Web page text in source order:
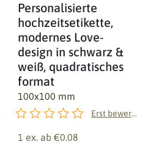
Personalisierte
hochzeitsetikette,
modernes Love-
design in schwarz &
weiß, quadratisches
format
100x100 mm
Erst bewerten!
1 ex. ab €0.08